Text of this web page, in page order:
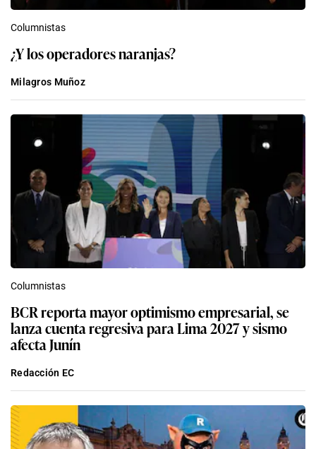
Columnistas
¿Y los operadores naranjas?
Milagros Muñoz
Columnistas
BCR reporta mayor optimismo empresarial, se
lanza cuenta regresiva para Lima 2027 y sismo
afecta Junín
Redacción EC